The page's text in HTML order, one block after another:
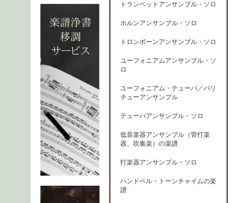
トランペットアンサンブル・ソロ
ホルンアンサンブル・ソロ
トロンボーンアンサンブル・ソロ
ユーフォニアムアンサンブル・ソ
ロ
ユーフォニアム・テューバ／バリ
チューアンサンブル
テューバアンサンブル・ソロ
低音楽器アンサンブル（管打楽
器、吹奏楽）の楽譜
打楽器アンサンブル・ソロ
ハンドベル・トーンチャイムの楽
譜